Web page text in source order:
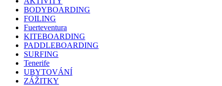
BODYBOARDING
FOILING
Fuerteventura
KITEBOARDING
PADDLEBOARDING
SURFING
Tenerife
UBYTOVÁNÍ
ZÁŽITKY